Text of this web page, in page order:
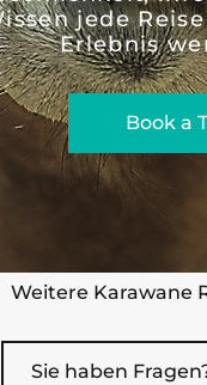
jede
Erlebnis
Book a
Weitere Karawane
Sie haben